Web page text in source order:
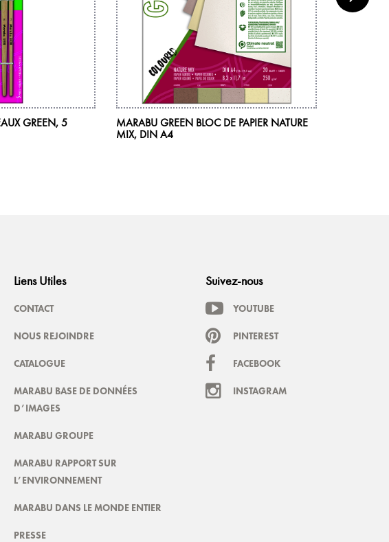
GREEN, 5
MARABU GREEN BLOC DE PAPIER NATURE
MIX, DIN A4
Liens Utiles
CONTACT
NOUS REJOINDRE
CATALOGUE
MARABU BASE DE DONNÉES
D’IMAGES
MARABU GROUPE
MARABU RAPPORT SUR
L’ENVIRONNEMENT
MARABU DANS LE MONDE ENTIER
PRESSE
Suivez-nous
YOUTUBE
PINTEREST
FACEBOOK
INSTAGRAM